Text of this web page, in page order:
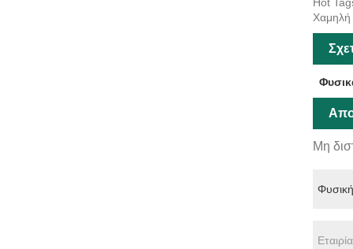
Χαμηλή
Μη